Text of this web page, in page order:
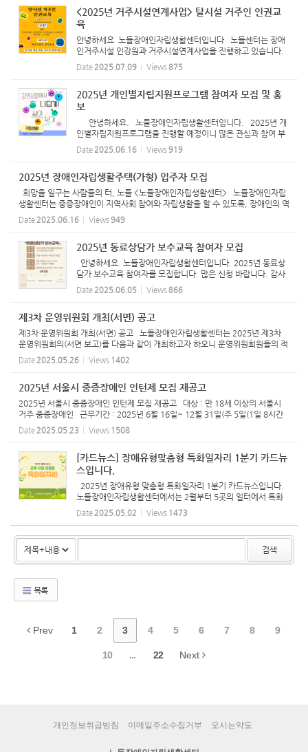
<2025년 거주시설연계사업> 탈시설 거주인 인권교
육
안녕하세요 노들장애인자립생활센터입니다 노들센터는 장애
인거주시설 인강원과 거주시설연계사업을 진행하고 있습니다.
올해 인권교육은 아래와 같이 진행됩니다. 일시: 7월 15일(화),
17일(목), 22일(화), 24일(목) 시간: 10시 ~ 15시 장소: 마중물
Date 2025.07.09 Views 875
2025년 개인별자립지원프로그램 참여자 모집 및 홍
보
안녕하세요. 노들장애인자립생활센터입니다. 2025년 개
인별자립지원프로그램을 진행할 예정이니 많은 관심과 참여 부
탁드립니다. <그림 속 텍스트> 2025년 개별자립지원프로그
램 '지역사회에서 나답게! 살아보기' 모집기간 : 2025년 6월
Date 2025.06.16 Views 919
2025년 장애인자립생활주택(가형) 입주자 모집
희망을 일구는 사람들의 터, 노들 <노들장애인자립생활센터> 노들장애인자립
생활센터는 중증장애인이 지역사회 참여와 자립생활을 할 수 있도록, 장애인의 역
량강화와 더불어 차별적 사회구조와 환경을 변화시키는 활동을 목적으로 설립되
었습니다. 자립...
Date 2025.06.16 Views 949
2025년 동료상담가 보수교육 참여자 모집
안녕하세요. 노들장애인자립생활센터입니다. 2025년 동료상
담가 보수교육 참여자를 모집합니다. 많은 신청 바랍니다. 감사
합니다.
Date 2025.06.05 Views 866
제3차 운영위원회 개최(서면) 공고
제3차 운영위원회 개최(서면) 공고 노들장애인자립생활센터는 2025년 제3차
운영위원회의(서면 보고)를 다음과 같이 개최하고자 하오니 운영위원회원들의 적
극적인 참여를 바랍니다. - 다 음 - 1. 일시 : 2025년 05월 30일(금) 17:00
2. 장소 : 비...
Date 2025.05.26 Views 1402
2025년 서울시 중증장애인 인턴제 모집 재공고
2025년 서울시 중증장애인 인턴제 모집 재공고 대상 : 만 18세 이상의 서울시
거주 중증장애인 근무기간 : 2025년 6월 16일~ 12월 31일(주 5일(1일 8시간
근무) / 주 40시간) 공휴일, 대체공휴일 기타 서울시장이 정한 유급휴일은
근무하지 않음...
Date 2025.05.23 Views 1508
[카드뉴스] 장애유형맞춤형 특화일자리 1분기 카드뉴
스입니다.
2025년 장애유형 맞춤형 특화일자리 1분기 카드뉴스입니다.
노들장애인자립생활센터에서는 2월부터 5곳의 일터에서 특화
일자리로 10명의 노동자가 일하고 있습니다. 함께 직무 교육도
받고 배달업무, 점자명함작업, 문화예술작업을 하고 있습니다.
Date 2025.05.02 Views 1473
검색
목록
Prev 1 2 3 4 5 6 7 8 9
10 ... 22 Next
개인정보취급방침 이메일주소수집거부 오시는약도